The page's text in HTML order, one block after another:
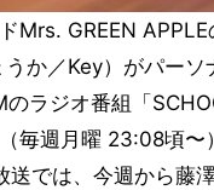
Mrs. GREEN APPLE
うか／Key）がパー
のラジオ番組「
毎週月曜 23:08頃〜
送では、今週から藤